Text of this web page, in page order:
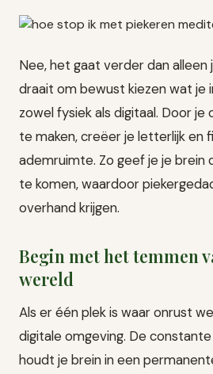
Nee, het gaat verder dan alleen
draait om bewust kiezen wat je
zowel fysiek als digitaal. Door je
te maken, creëer je letterlijk en
ademruimte. Zo geef je je brein
te komen, waardoor
overhand krijgen.
Begin met het temmen
wereld
Als er één plek is waar onrust
digitale omgeving. De
houdt je brein in een